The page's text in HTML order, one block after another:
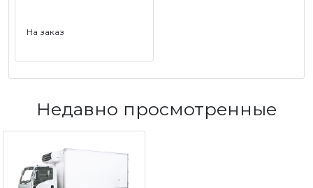
На заказ
Недавно просмотренные